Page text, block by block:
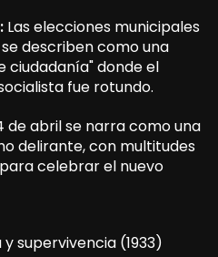
Las elecciones municipales
se describen como una
ciudadanía" donde el
fue rotundo.
de abril se narra como una
delirante, con multitudes
celebrar el nuevo
supervivencia (1933)